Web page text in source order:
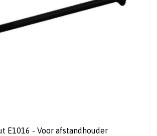
E1016 - Voor afstandhouder